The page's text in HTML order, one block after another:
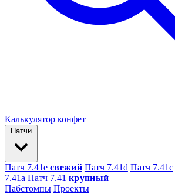
Калькулятор конфет
Патчи
Патч 7.41e свежий Патч 7.41d Патч 7.41c
7.41а Патч 7.41 крупный
Пабстомпы Проекты